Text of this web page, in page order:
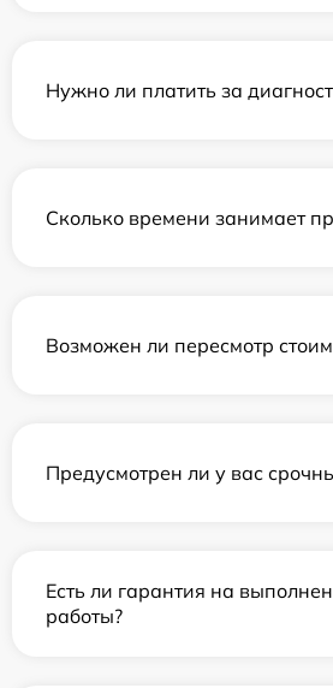
Нужно ли платить за
Сколько времени занимает
Возможен ли пересмотр
Предусмотрен ли у вас
Есть ли гарантия на
работы?